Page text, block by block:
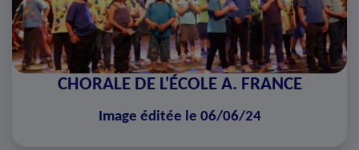
CHORALE DE L'ÉCOLE A. FRANCE
Image éditée le 06/06/24